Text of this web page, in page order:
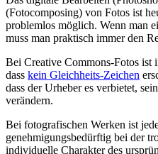
(Fotocomposing) von Fotos ist
problemlos möglich. Wenn man
muss man praktisch immer den
Bei Creative Commons-Fotos ist
dass kein Gleichheits-Zeichen
dass der Urheber es verbietet,
verändern.
Bei fotografischen Werken ist
genehmigungsbedürftig bei der
individuelle Charakter des